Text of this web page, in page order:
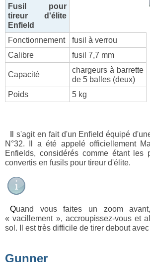
Fusil pour
tireur d'élite
Enfield
Fonctionnement
fusil à verrou
Calibre
fusil 7,7 mm
Capacité
chargeurs à barrette
de 5 balles (deux)
Poids
5 kg
N°32. Il a été appelé officiellement
Enfields, considérés comme étant les
convertis en fusils pour tireur d'élite.
Quand vous faites un zoom avant, pour éviter tout
« vacillement », accroupissez-vous et
sol. Il est très difficile de tirer debout
Gunner